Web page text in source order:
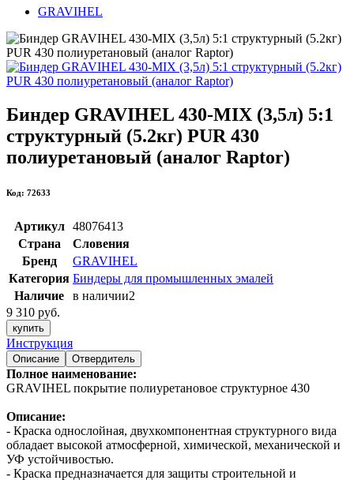
GRAVIHEL
Биндер GRAVIHEL 430-MIX (3,5л) 5:1
структурный (5.2кг) PUR 430
полиуретановый (аналог Raptor)
Код: 72633
Артикул
48076413
Страна
Словения
Бренд
GRAVIHEL
Категория Биндеры для промышленных эмалей
Наличие
в наличии2
9 310 руб.
купить
Инструкция
Описание Отвердитель
Полное наименование:
GRAVIHEL покрытие полиуретановое структурное 430
Описание:
- Краска однослойная, двухкомпонентная структурного вида
обладает высокой атмосферной, химической, механической и
УФ устойчивостью.
- Краска предназначается для защиты строительной и